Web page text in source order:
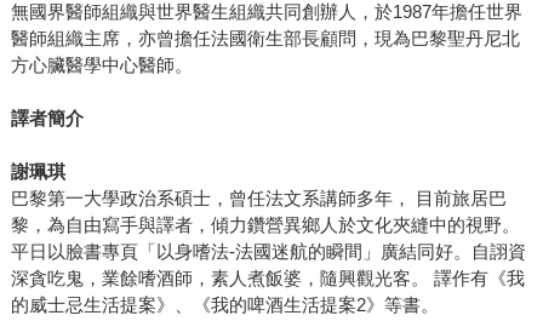
無國界醫師組織與世界醫生組織共同創辦人，於1987年擔任世界
醫師組織主席，亦曾擔任法國衛生部長顧問，現為巴黎聖丹尼北
方心臟醫學中心醫師。
譯者簡介
謝珮琪
巴黎第一大學政治系碩士，曾任法文系講師多年， 目前旅居巴
黎，為自由寫手與譯者，傾力鑽營異鄉人於文化夾縫中的視野。
平日以臉書專頁「以身嗜法-法國迷航的瞬間」廣結同好。自詡資
深貪吃鬼，業餘嗜酒師，素人煮飯婆，隨興觀光客。 譯作有《我
的威士忌生活提案》、《我的啤酒生活提案2》等書。